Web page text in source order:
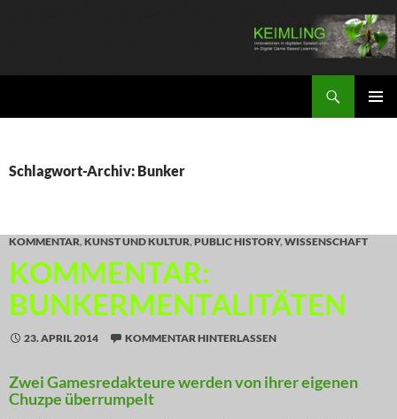
Schlagwort-Archiv: Bunker
KOMMENTAR,KUNST UND KULTUR,PUBLIC HISTORY,WISSENSCHAFT
KOMMENTAR:
BUNKERMENTALITÄTEN
23. APRIL 2014 KOMMENTAR HINTERLASSEN
Zwei Gamesredakteure werden von ihrer eigenen
Chuzpe überrumpelt